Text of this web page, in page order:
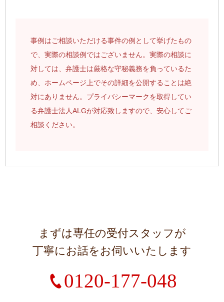
事例はご相談いただける事件の例として挙げたもの
で、実際の相談例ではございません。実際の相談に
対しては、弁護士は厳格な守秘義務を負っているた
め、ホームページ上でその詳細を公開することは絶
対にありません。プライバシーマークを取得してい
る弁護士法人ALGが対応致しますので、安心してご
相談ください。
まずは専任の受付スタッフが
丁寧にお話をお伺いいたします
0120-177-048